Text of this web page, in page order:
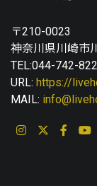
〒210-0023
神奈川県川崎市
TEL:044-742-
URL: https://
MAIL: